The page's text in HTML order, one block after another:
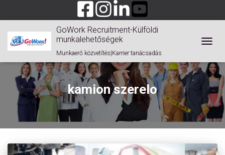
GoWork Recruitment-Külföldi
munkalehetőségek
Munkaerő közvetítés|Karrier tanácsadás
kamion szerelo